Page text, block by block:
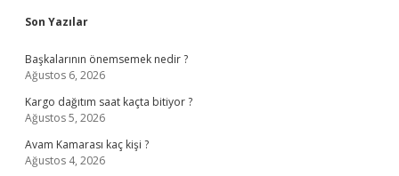
Sidebar
Son Yazılar
Başkalarının önemsemek nedir ?
Ağustos 6, 2026
Kargo dağıtım saat kaçta bitiyor ?
Ağustos 5, 2026
Avam Kamarası kaç kişi ?
Ağustos 4, 2026